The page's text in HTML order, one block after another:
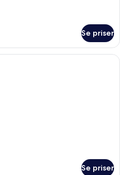
Se priser
Sengetøy av topp kvalitet,
Se priser